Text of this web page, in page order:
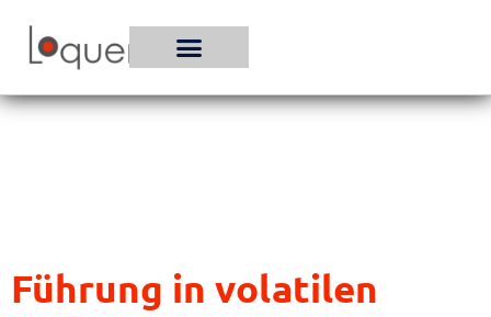
Inhalt
Führung in volatilen